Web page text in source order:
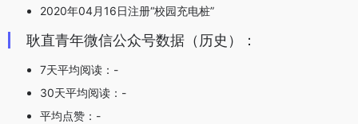
2020年04月16日注册“校园充电桩”
耿直青年微信公众号数据（历史）：
7天平均阅读：-
30天平均阅读：-
平均点赞：-